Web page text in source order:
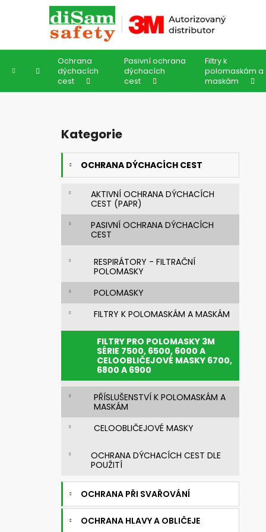
Domů
Ochrana
dýchacích
cest
Pasivní ochrana
dýchacích
cest
Filtry k
polomaskám a
maskám
Přeskočit
kategorie
Kategorie
OCHRANA DÝCHACÍCH CEST
AKTIVNÍ OCHRANA DÝCHACÍCH
CEST (PAPR)
PASIVNÍ OCHRANA DÝCHACÍCH
CEST
RESPIRÁTORY - FILTRAČNÍ
POLOMASKY
POLOMASKY
FILTRY K POLOMASKÁM A MASKÁM
FILTRY PRO POLOMASKY 3M
SÉRIE 7500, 6500, 6000 A
CELOOBLIČEJOVÉ MASKY 6700,
6800 A 6900
PŘÍSLUŠENSTVÍ K POLOMASKÁM A
MASKÁM
CELOOBLIČEJOVÉ MASKY
OCHRANA DÝCHACÍCH CEST DLE
POUŽITÍ
OCHRANA PŘI SVAŘOVÁNÍ
OCHRANA HLAVY A OBLIČEJE
í
Zpět
do
obchodu
Zpět
do
obchodu
720392.51 UNIMASK - LEHKÝ
UNIVERZÁLNÍ OBLIČEJOVÝ ŠTÍT S
TEXTILNÍM OBLIČEJOVÝM
TĚSNĚNÍM,VÁLCOVÝM ZORNÍKEM A S
PĚTIBODOVÝM UPÍNACÍM SYSTÉMEM
Původně:4 192 Kč